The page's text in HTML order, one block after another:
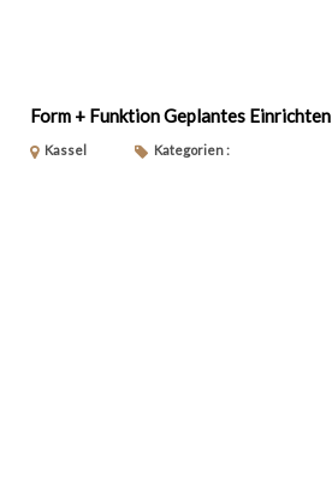
Form + Funktion Geplantes Einrichten
Kassel Kategorien :